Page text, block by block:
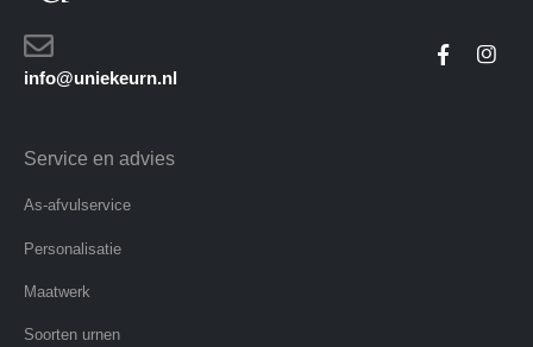
info@uniekeurn.nl
Service en advies
As-afvulservice
Personalisatie
Maatwerk
Soorten urnen